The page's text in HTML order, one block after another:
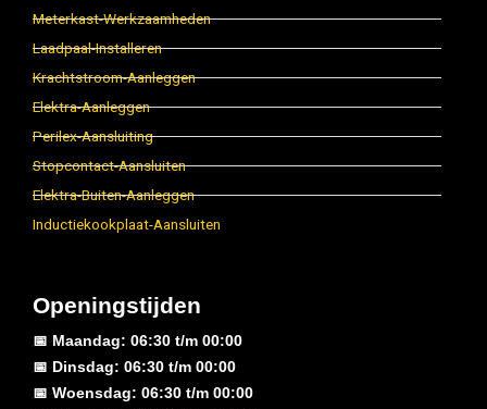
Meterkast-Werkzaamheden
Laadpaal-Installeren
Krachtstroom-Aanleggen
Elektra-Aanleggen
Perilex-Aansluiting
Stopcontact-Aansluiten
Elektra-Buiten-Aanleggen
Inductiekookplaat-Aansluiten
Openingstijden
📅 Maandag: 06:30 t/m 00:00
📅 Dinsdag: 06:30 t/m 00:00
📅 Woensdag: 06:30 t/m 00:00